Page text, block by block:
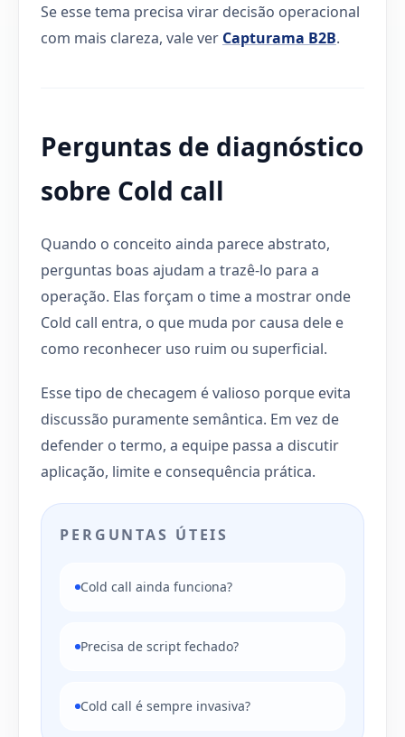
Se esse tema precisa virar decisão operacional
com mais clareza, vale ver Capturama B2B.
Perguntas de diagnóstico
sobre Cold call
Quando o conceito ainda parece abstrato,
perguntas boas ajudam a trazê-lo para a
operação. Elas forçam o time a mostrar onde
Cold call entra, o que muda por causa dele e
como reconhecer uso ruim ou superficial.
Esse tipo de checagem é valioso porque evita
discussão puramente semântica. Em vez de
defender o termo, a equipe passa a discutir
aplicação, limite e consequência prática.
PERGUNTAS ÚTEIS
Cold call ainda funciona?
Precisa de script fechado?
Cold call é sempre invasiva?